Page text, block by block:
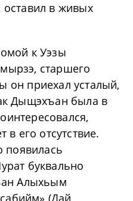
оставил в живых
к Уэзы
старшего
он приехал усталый,
Дыщэхъан была в
в его отсутствие.
появилась
буквально
Алыхьым
(Дай